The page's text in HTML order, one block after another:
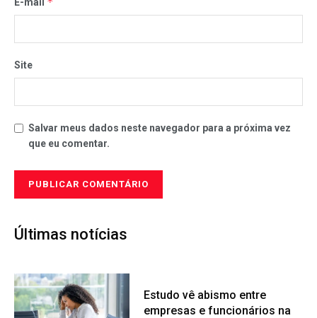
Site
Salvar meus dados neste navegador para a próxima vez
que eu comentar.
Últimas notícias
Estudo vê abismo entre
empresas e funcionários na